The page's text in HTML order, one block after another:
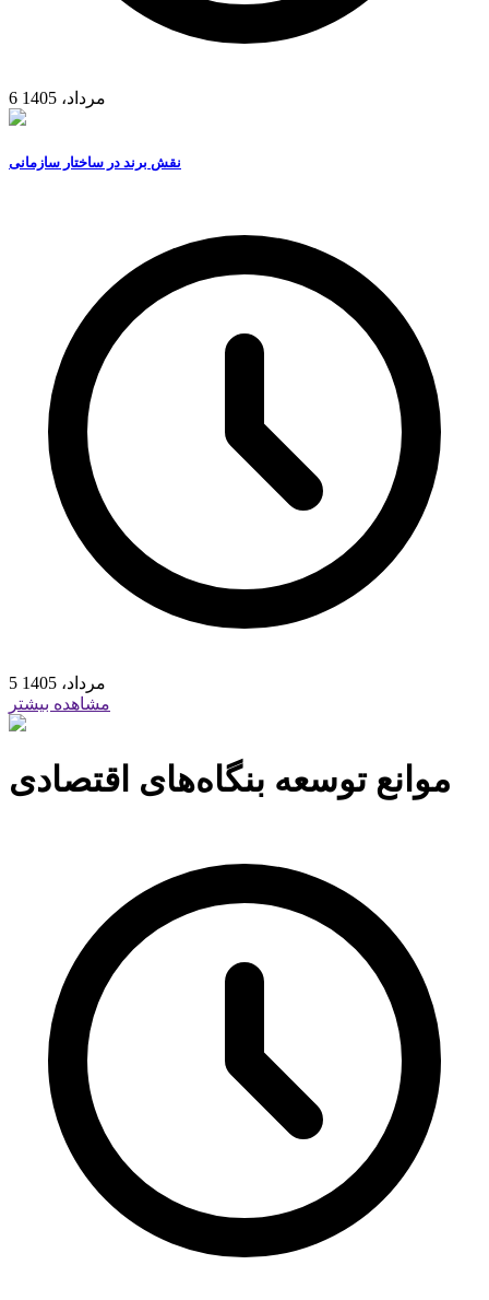
6 مرداد، 1405
نقش برند در ساختار سازمانی
5 مرداد، 1405
مشاهده بیشتر
موانع توسعه بنگاه‌های اقتصادی